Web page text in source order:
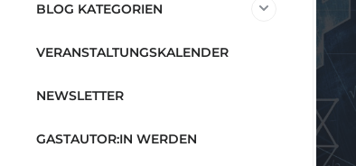
BLOG KATEGORIEN
VERANSTALTUNGSKALENDER
NEWSLETTER
GASTAUTOR:IN WERDEN